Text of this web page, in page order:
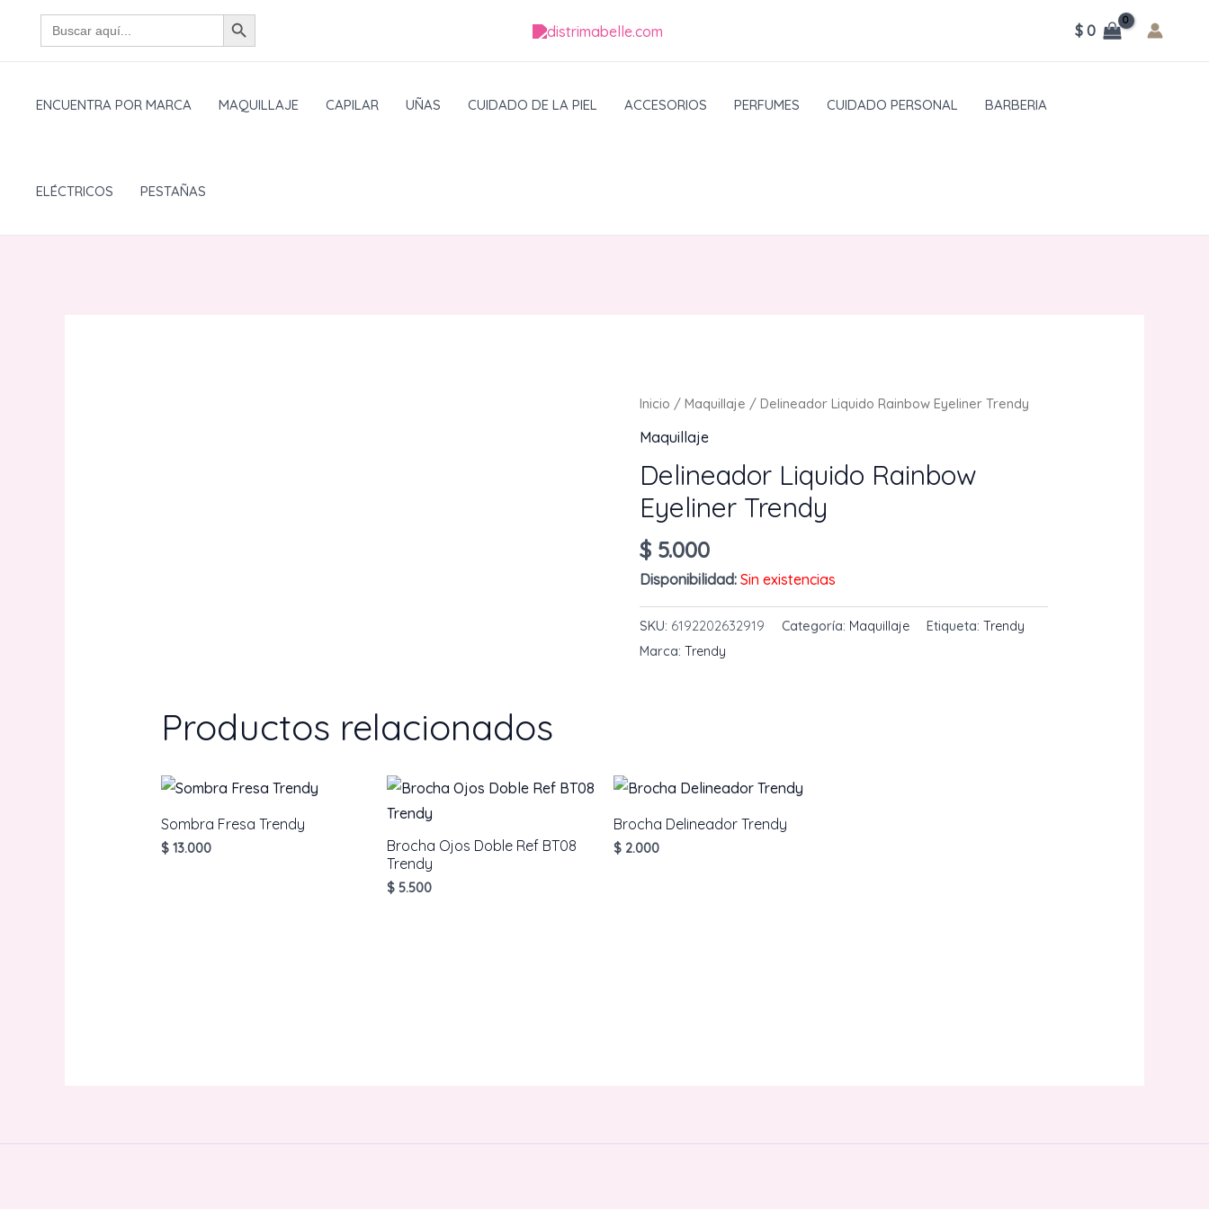
Buscar: BOTÓN DE BÚSQUEDA
$0
ENCUENTRA POR MARCA MAQUILLAJE CAPILAR UÑAS CUIDADO DE LA PIEL ACCESORIOS PERFUMES CUIDADO PERSONAL BARBERIA
ELÉCTRICOS PESTAÑAS
Inicio /Maquillaje / Delineador Liquido Rainbow Eyeliner Trendy
Maquillaje
Delineador Liquido Rainbow
Eyeliner Trendy
$ 5.000
Disponibilidad: Sin existencias
SKU: 6192202632919 Categoría: Maquillaje Etiqueta:Trendy
Marca:Trendy
Productos relacionados
Sombra Fresa Trendy
$13.000
Brocha Ojos Doble Ref BT08
Trendy
$ 5.500
Brocha Delineador Trendy
$ 2.000